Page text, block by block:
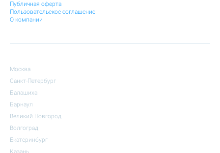
Публичная оферта
Пользовательское соглашение
О компании
Москва
Санкт-Петербург
Балашиха
Барнаул
Великий Новгород
Волгоград
Екатеринбург
Казань